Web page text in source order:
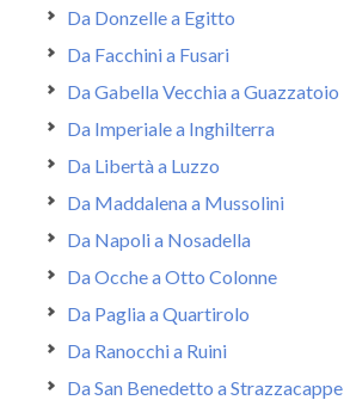
Da Donzelle a Egitto
Da Facchini a Fusari
Da Gabella Vecchia a Guazzatoio
Da Imperiale a Inghilterra
Da Libertà a Luzzo
Da Maddalena a Mussolini
Da Napoli a Nosadella
Da Ocche a Otto Colonne
Da Paglia a Quartirolo
Da Ranocchi a Ruini
Da San Benedetto a Strazzacappe